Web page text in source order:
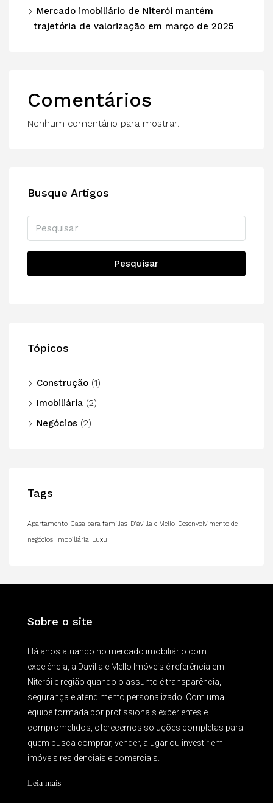
Mercado imobiliário de Niterói mantém
trajetória de valorização em março de 2025
Comentários
Nenhum comentário para mostrar.
Busque Artigos
Pesquisar
Tópicos
Construção (1)
Imobiliária (2)
Negócios (2)
Tags
Apartamento Casa para famílias D'ávilla e Mello Desenvolvimento de
negócios Imobiliária Luxu
Sobre o site
Há anos atuando no mercado imobiliário com
excelência, a Davilla e Mello Imóveis é referência em
Niterói e região quando o assunto é transparência,
segurança e atendimento personalizado. Com uma
equipe formada por profissionais experientes e
comprometidos, oferecemos soluções completas para
quem busca comprar, vender, alugar ou investir em
imóveis residenciais e comerciais.
Leia mais